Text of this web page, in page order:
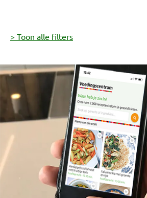
> Toon alle filters